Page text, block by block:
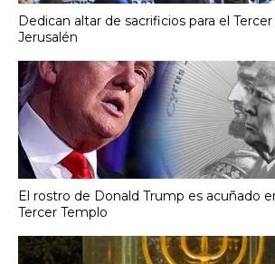
Dedican altar de sacrificios para el
Jerusalén
El rostro de Donald Trump es acuñado
Tercer Templo